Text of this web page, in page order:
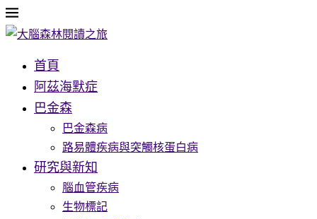
首頁
阿茲海默症
巴金森
巴金森病
路易體疾病與突觸核蛋白病
研究與新知
腦血管疾病
生物標記